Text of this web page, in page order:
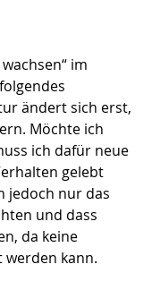
im
ändert sich erst,
Möchte ich
ich dafür neue
gelebt
jedoch nur das
und dass
da keine
kann.